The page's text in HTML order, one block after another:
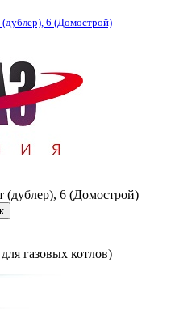
(дублер), 6 (Домострой)
(дублер), 6 (Домострой)
газовых котлов)